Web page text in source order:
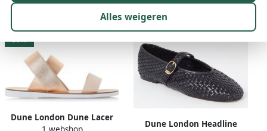
74 resultaten:
30%
Dune London Dune Lacer
Dune London Headline
Alles weigeren